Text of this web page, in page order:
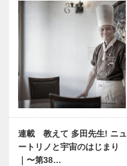
連載 教えて 多田先生! ニュ
ートリノと宇宙のはじまり
｜〜第38…